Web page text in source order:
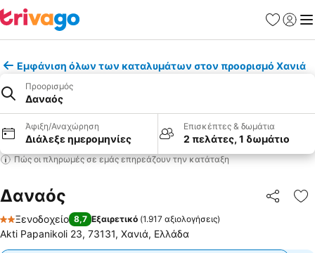
Εμφάνιση όλων των καταλυμάτων στον προορισμό Χανιά
Προορισμός
Δαναός
Άφιξη/Αναχώρηση
Διάλεξε ημερομηνίες
Επισκέπτες & δωμάτια
2 πελάτες, 1 δωμάτιο
Πώς οι πληρωμές σε εμάς επηρεάζουν την κατάταξη
Δαναός
2 Αστέρια
Ξενοδοχείο 8,7 Εξαιρετικό (1.917 αξιολογήσεις)
Akti Papanikoli 23, 73131, Χανιά, Ελλάδα